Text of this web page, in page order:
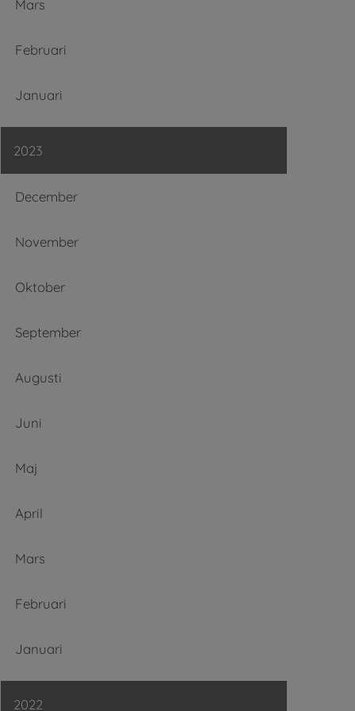
Mars
Februari
Januari
2023
December
November
Oktober
September
Augusti
Juni
Maj
April
Mars
Februari
Januari
2022